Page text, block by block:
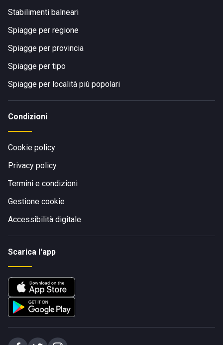
Stabilimenti balneari
Spiagge per regione
Spiagge per provincia
Spiagge per tipo
Spiagge per località più popolari
Condizioni
Cookie policy
Privacy policy
Termini e condizioni
Gestione cookie
Accessibilità digitale
Scarica l'app